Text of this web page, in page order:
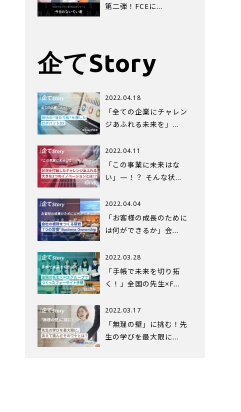
第二弾！FCEに...
企てStory
2022.04.18
「全ての企業にチャレン
ジあふれる未来を」…
2022.04.11
「この事業に未来はな
い」—！？ そんな状…
2022.04.04
「お客様の成長のために
は何ができるか」会…
2022.03.28
「手帳で未来を切り拓
く！」全国の先生×F…
2022.03.17
「無理の壁」に挑む！先
生の学びを最大限に…